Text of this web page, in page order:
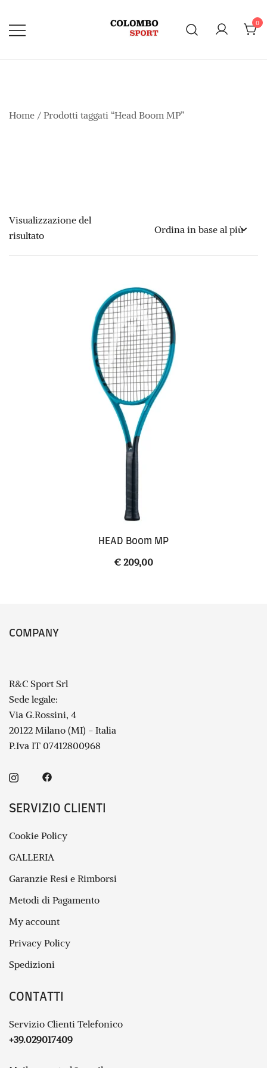
contenuto
0
Home / Prodotti taggati “Head Boom MP”
Visualizzazione del
risultato
HEAD Boom MP
€ 209,00
COMPANY
R&C Sport Srl
Sede legale:
Via G.Rossini, 4
20122 Milano (MI) - Italia
P.Iva IT 07412800968
SERVIZIO CLIENTI
Cookie Policy
GALLERIA
Garanzie Resi e Rimborsi
Metodi di Pagamento
My account
Privacy Policy
Spedizioni
CONTATTI
Servizio Clienti Telefonico
+39.029017409